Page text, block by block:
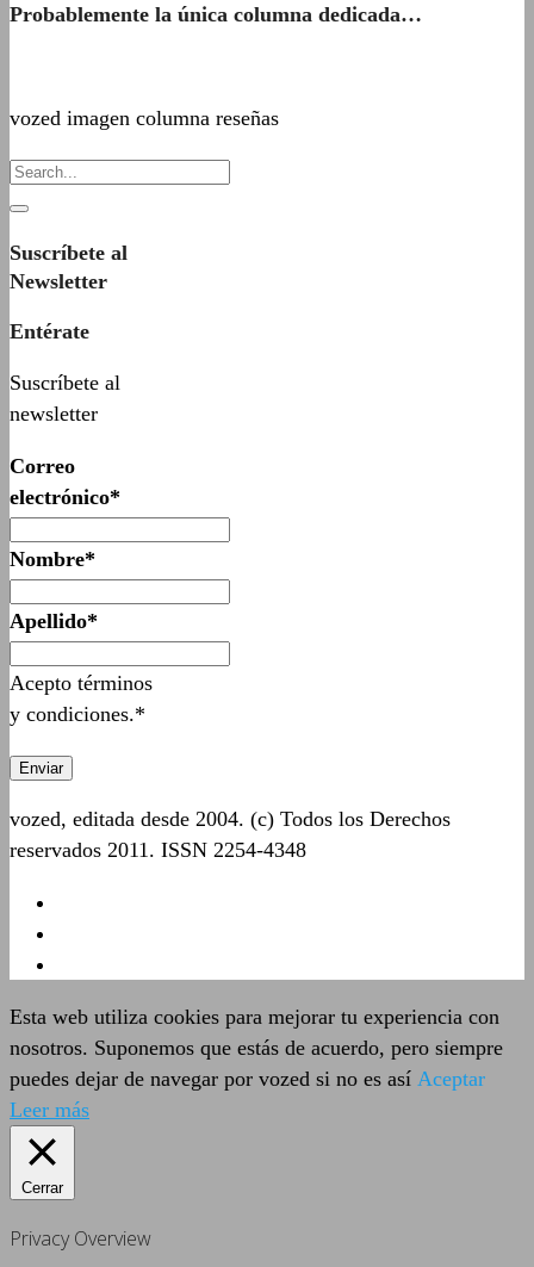
Probablemente la única columna dedicada…
vozed imagen columna reseñas
Suscríbete al
Newsletter
Entérate
Suscríbete al
newsletter
Correo
electrónico*
Nombre*
Apellido*
Acepto términos
y condiciones.*
vozed, editada desde 2004. (c) Todos los Derechos
reservados 2011. ISSN 2254-4348
Esta web utiliza cookies para mejorar tu experiencia con
nosotros. Suponemos que estás de acuerdo, pero siempre
puedes dejar de navegar por vozed si no es así Aceptar
Leer más
Cerrar
Privacy Overview